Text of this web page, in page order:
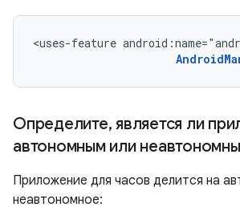
<uses-feature
Определите, является ли
автономным или
Приложение для часов делится на
неавтономное: